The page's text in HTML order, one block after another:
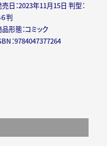
日：2023年11月15日 判型：
６判
品形態：コミック
：9784047377264